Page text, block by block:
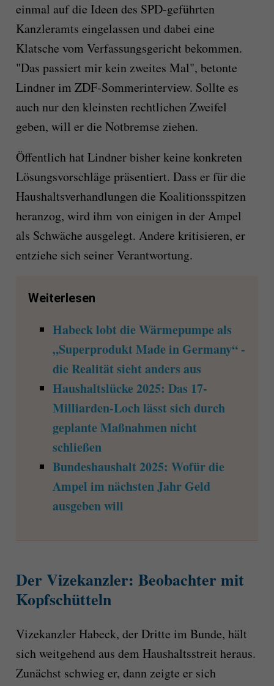
einmal auf die Ideen des SPD-geführten
Kanzleramts eingelassen und dabei eine
Klatsche vom Verfassungsgericht bekommen.
"Das passiert mir kein zweites Mal", betonte
Lindner im ZDF-Sommerinterview. Sollte es
auch nur den kleinsten rechtlichen Zweifel
geben, will er die Notbremse ziehen.
Öffentlich hat Lindner bisher keine konkreten
Lösungsvorschläge präsentiert. Dass er für die
Haushaltsverhandlungen die Koalitionsspitzen
heranzog, wird ihm von einigen in der Ampel
als Schwäche ausgelegt. Andere kritisieren, er
entziehe sich seiner Verantwortung.
Weiterlesen
Habeck lobt die Wärmepumpe als
„Superprodukt Made in Germany“ -
die Realität sieht anders aus
Haushaltslücke 2025: Das 17-
Milliarden-Loch lässt sich durch
geplante Maßnahmen nicht
schließen
Bundeshaushalt 2025: Wofür die
Ampel im nächsten Jahr Geld
ausgeben will
Der Vizekanzler: Beobachter mit
Kopfschütteln
Vizekanzler Habeck, der Dritte im Bunde, hält
sich weitgehend aus dem Haushaltsstreit heraus.
Zunächst schwieg er, dann zeigte er sich